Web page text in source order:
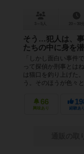
そう…犯人は、
たちの中に身を
「しかし面白い事件
って探偵か刑事とは
は猫口を釣り上げた
う。そのほうが色々
66
興味あり 経験あり